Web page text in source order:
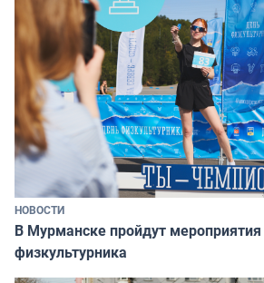
НОВОСТИ
В Мурманске пройдут
физкультурника